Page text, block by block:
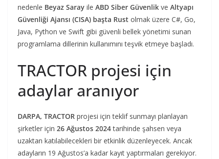
nedenle Beyaz Saray ile ABD Siber Güvenlik ve Altyapı
Güvenliği Ajansı (CISA) başta Rust olmak üzere C#, Go,
Java, Python ve Swift gibi güvenli bellek yönetimi sunan
programlama dillerinin kullanımını teşvik etmeye başladı.
TRACTOR projesi için
adaylar aranıyor
DARPA, TRACTOR projesi için teklif sunmayı planlayan
şirketler için 26 Ağustos 2024tarihinde şahsen veya
uzaktan katılabilecekleri bir etkinlik düzenleyecek. Ancak
adayların 19 Ağustos’a kadar kayıt yaptırmaları gerekiyor.